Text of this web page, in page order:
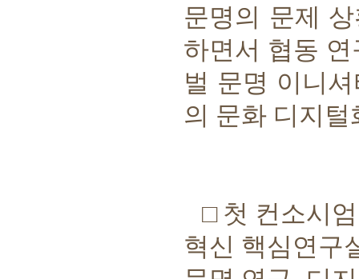
문명의 문제
하면서 협동
벌 문명 이니
의 문화 디지
□ 첫 컨소시
혁신 핵심연구